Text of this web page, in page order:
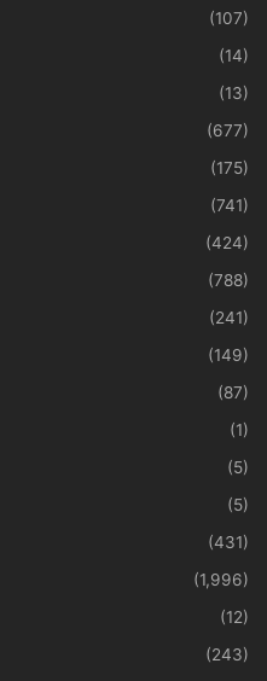
(107)
(14)
(13)
(677)
(175)
(741)
(424)
(788)
(241)
(149)
(87)
(1)
(5)
(5)
(431)
(1,996)
(12)
(243)